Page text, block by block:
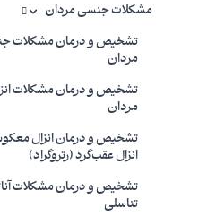
مشکلات جنسی مردان
تشخیص و درمان مشکلات
مردان
تشخیص و درمان مشکلات
مردان
تشخیص و درمان انزال
انزال عقب‌گرد (رتروگراد)
تشخیص و درمان مشکلات
تناسلی
قبل از عمل، ارزیابی‌ها و
برای جراحی را ارزیابی کند.
معاینۀ فیزیکی به منظور
سوابق پزشکی شما
آگاه کردن بیمار از خطرات،